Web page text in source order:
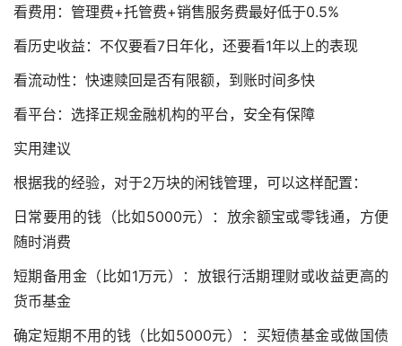
看费用：管理费+托管费+销售服务费最好低于0.5%
看历史收益：不仅要看7日年化，还要看1年以上的表现
看流动性：快速赎回是否有限额，到账时间多快
看平台：选择正规金融机构的平台，安全有保障
实用建议
根据我的经验，对于2万块的闲钱管理，可以这样配置：
日常要用的钱（比如5000元）：放余额宝或零钱通，方便
随时消费
短期备用金（比如1万元）：放银行活期理财或收益更高的
货币基金
确定短期不用的钱（比如5000元）：买短债基金或做国债